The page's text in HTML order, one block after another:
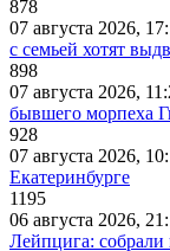
878
07 августа 2026,
с семьей хотят
898
07 августа 2026,
бывшего морпеха
928
07 августа 2026,
Екатеринбурге
1195
06 августа 2026,
Лейпцига: собрали